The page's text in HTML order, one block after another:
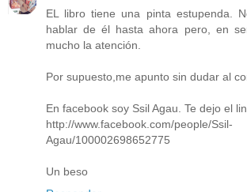
EL libro tiene una pinta estupenda.
hablar de él hasta ahora pero, en
mucho la atención.
Por supuesto,me apunto sin dudar al
En facebook soy Ssil Agau. Te dejo el
http://www.facebook.com/people/Ssil-
Agau/100002698652775
Un beso